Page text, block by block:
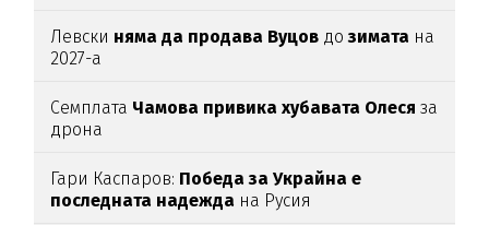
Левски няма да продава Вуцов дозимата на
2027-а
Семплата Чамова привика хубавата Олеся за
дрона
Гари Каспаров: Победа за Украйна е
последната надежда на Русия